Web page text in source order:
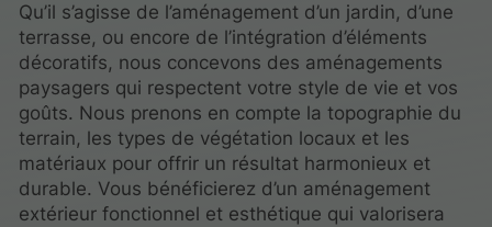
Qu’il s’agisse de l’aménagement d’un jardin, d’une
terrasse, ou encore de l’intégration d’éléments
décoratifs, nous concevons des aménagements
paysagers qui respectent votre style de vie et vos
goûts. Nous prenons en compte la topographie du
terrain, les types de végétation locaux et les
matériaux pour offrir un résultat harmonieux et
durable. Vous bénéficierez d’un aménagement
extérieur fonctionnel et esthétique qui valorisera